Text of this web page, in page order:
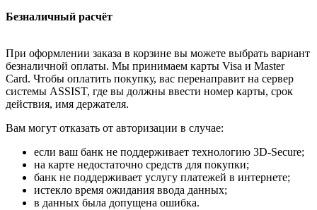
Безналичный расчёт
При оформлении заказа в корзине вы можете выбрать вариант
безналичной оплаты. Мы принимаем карты Visa и Master
Card. Чтобы оплатить покупку, вас перенаправит на сервер
системы ASSIST, где вы должны ввести номер карты, срок
действия, имя держателя.
Вам могут отказать от авторизации в случае:
если ваш банк не поддерживает технологию 3D-Secure;
на карте недостаточно средств для покупки;
банк не поддерживает услугу платежей в интернете;
истекло время ожидания ввода данных;
в данных была допущена ошибка.